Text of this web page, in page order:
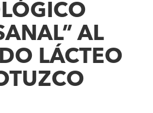
AL
LÁCTEO